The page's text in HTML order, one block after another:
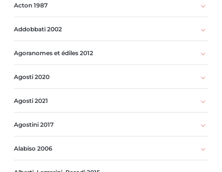
Acton 1987
Addobbati 2002
Agoranomes et édiles 2012
Agosti 2020
Agosti 2021
Agostini 2017
Alabiso 2006